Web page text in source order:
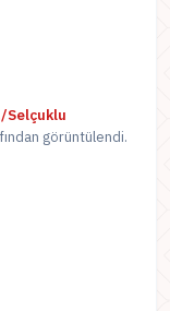
Selçuklu
görüntülendi.